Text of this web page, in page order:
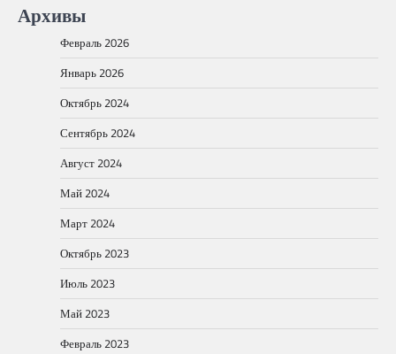
Архивы
Февраль 2026
Январь 2026
Октябрь 2024
Сентябрь 2024
Август 2024
Май 2024
Март 2024
Октябрь 2023
Июль 2023
Май 2023
Февраль 2023